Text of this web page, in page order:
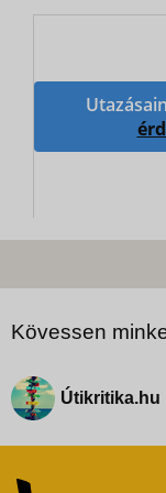
Kövessen
Útikritika.hu